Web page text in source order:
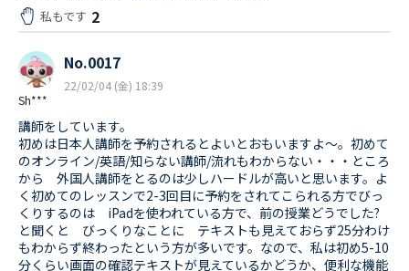
私もです 2
Sh***
No.0017
22/02/04 (金) 18:39
講師をしています。
初めは日本人講師を予約されるとよいとおもいますよ～。初めて
のオンライン/英語/知らない講師/流れもわからない・・・ところ
から 外国人講師をとるのは少しハードルが高いと思います。よ
く初めてのレッスンで2-3回目に予約をされてこられる方でびっ
くりするのは iPadを使われている方で、前の授業どうでした?
と聞くと びっくりなことに テキストも見えておらず25分わけ
もわからず終わったという方が多いです。なので、私は初め5-10
分くらい画面の確認テキストが見えているかどうか、便利な機能